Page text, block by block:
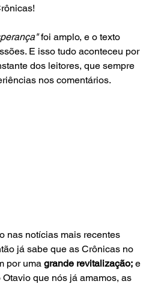
foi amplo, e o texto
E isso tudo aconteceu por
dos leitores, que sempre
nos comentários.
nas notícias mais recentes
já sabe que as Crônicas no
por uma grande revitalização; e
que nós já amamos, as